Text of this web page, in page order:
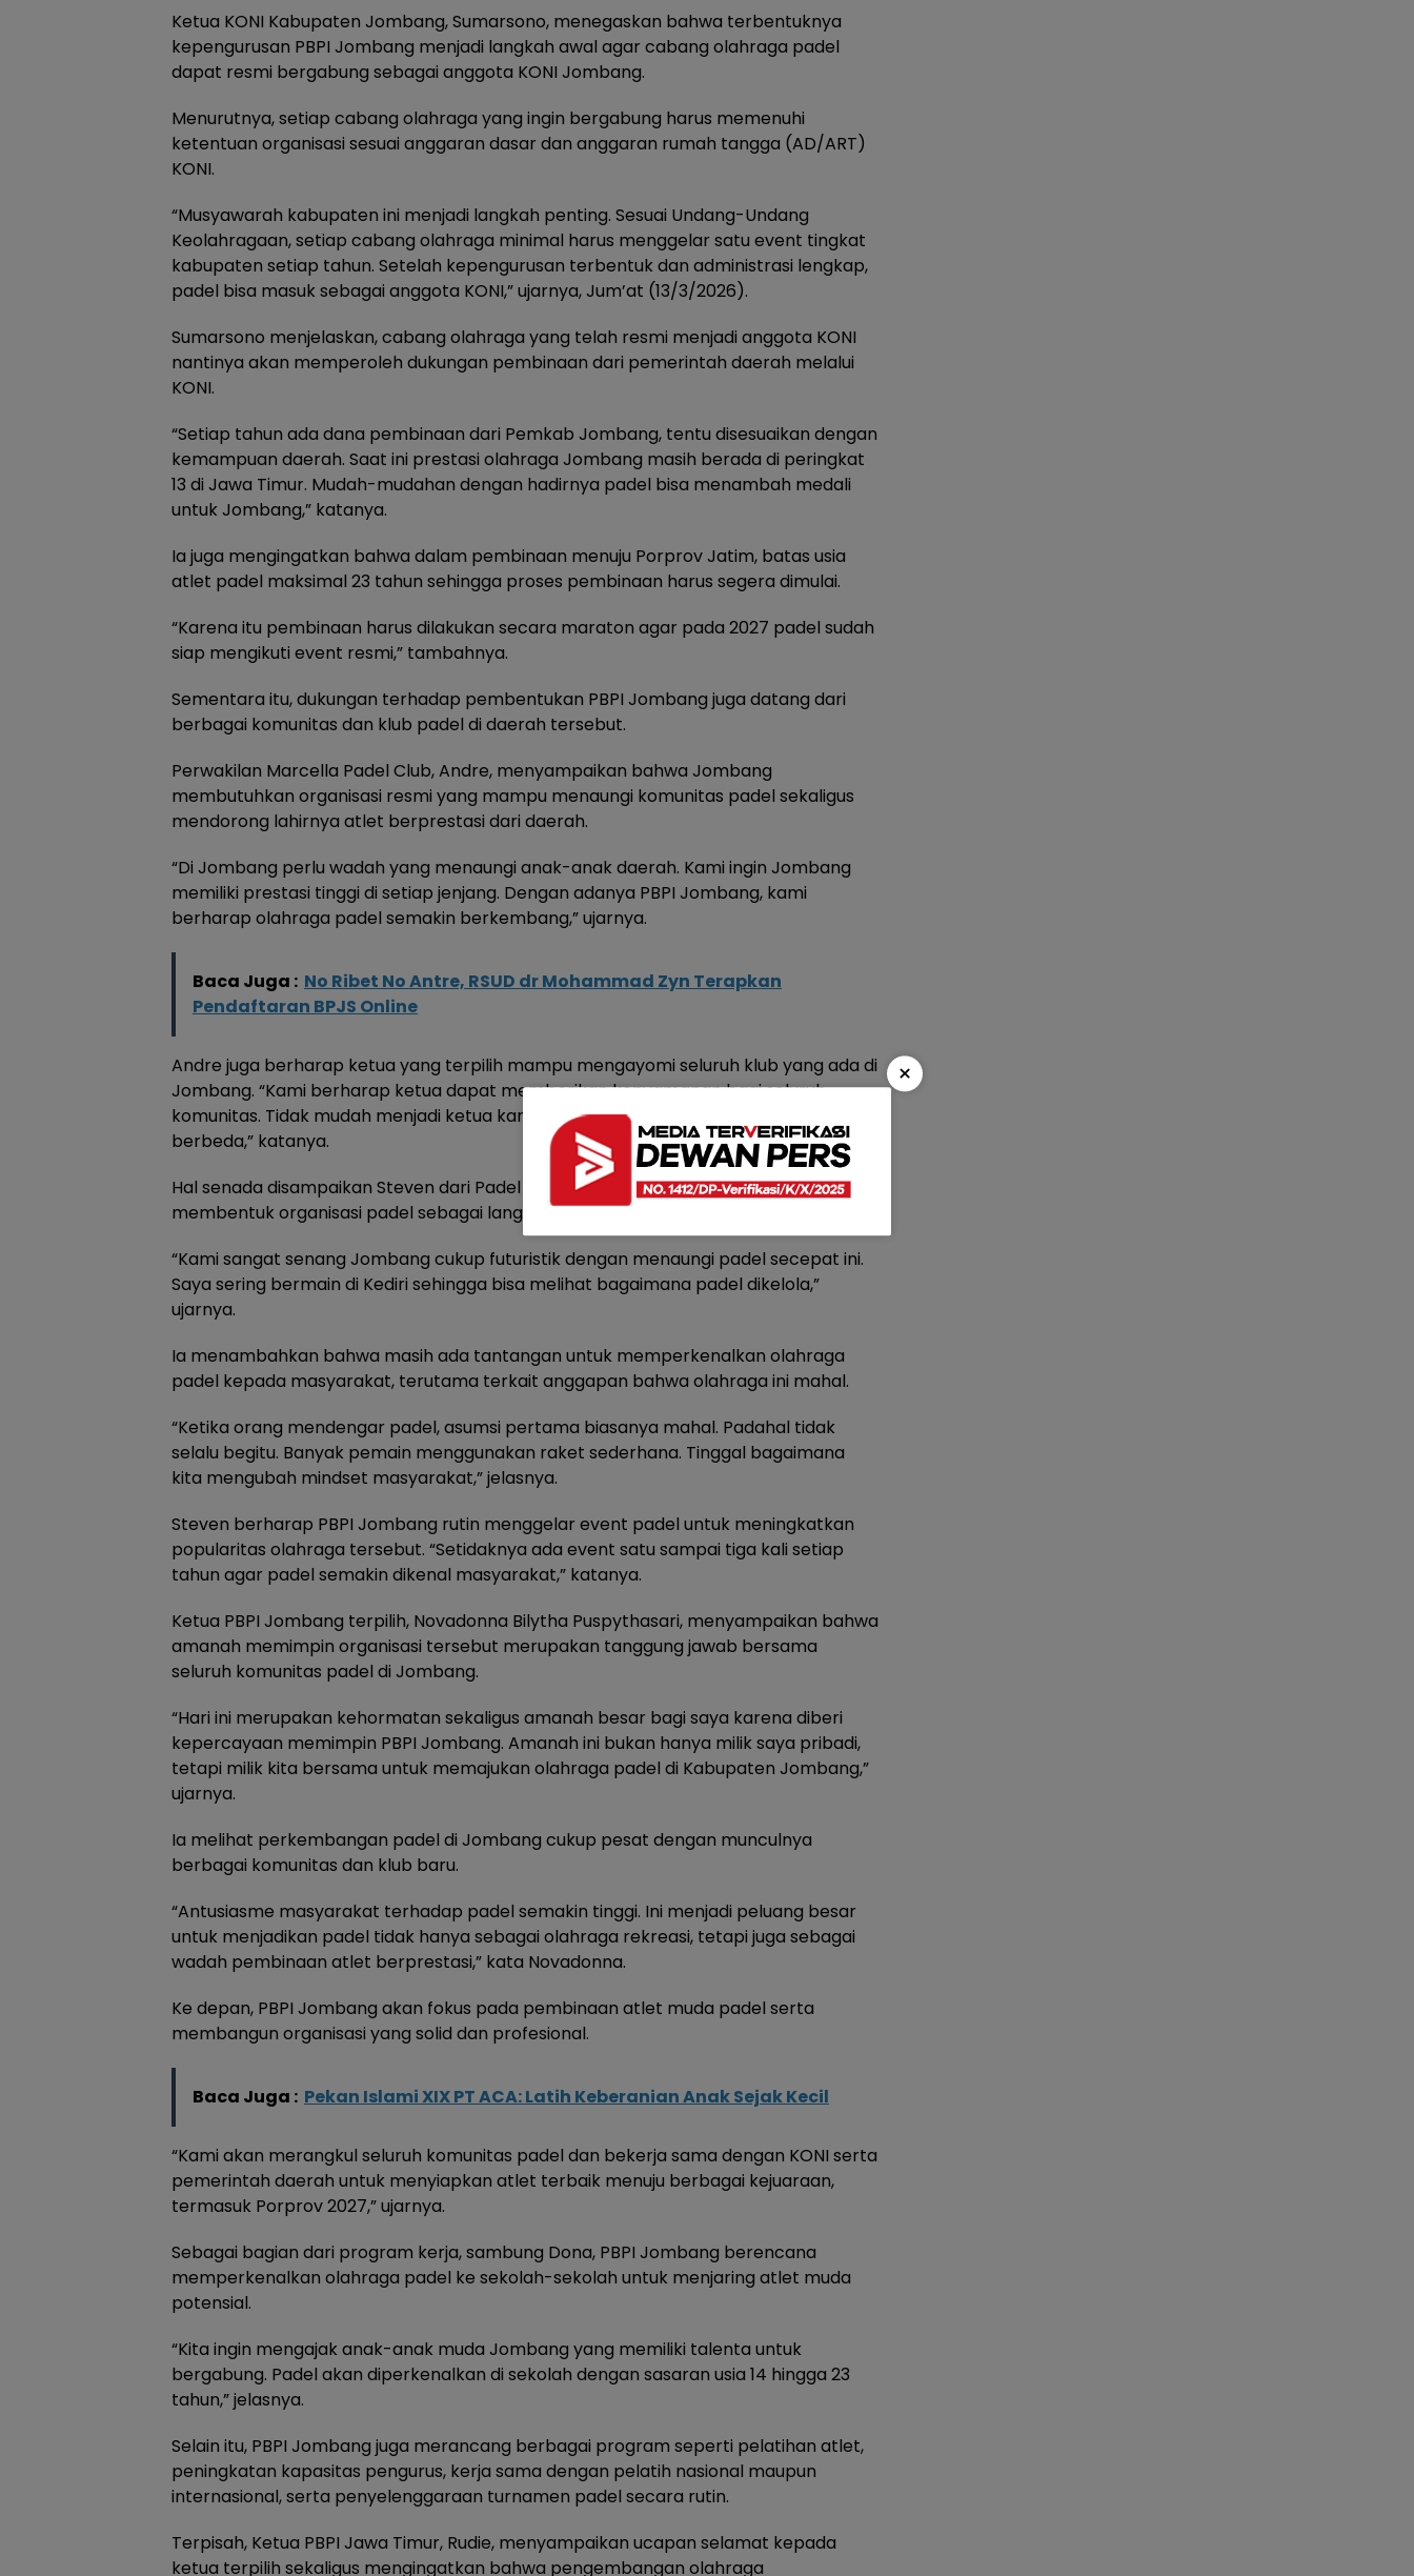
Ketua KONI Kabupaten Jombang, Sumarsono, menegaskan bahwa terbentuknya
kepengurusan PBPI Jombang menjadi langkah awal agar cabang olahraga padel
dapat resmi bergabung sebagai anggota KONI Jombang.
Menurutnya, setiap cabang olahraga yang ingin bergabung harus memenuhi
ketentuan organisasi sesuai anggaran dasar dan anggaran rumah tangga (AD/ART)
KONI.
“Musyawarah kabupaten ini menjadi langkah penting. Sesuai Undang-Undang
Keolahragaan, setiap cabang olahraga minimal harus menggelar satu event tingkat
kabupaten setiap tahun. Setelah kepengurusan terbentuk dan administrasi lengkap,
padel bisa masuk sebagai anggota KONI,” ujarnya, Jum’at (13/3/2026).
Sumarsono menjelaskan, cabang olahraga yang telah resmi menjadi anggota KONI
nantinya akan memperoleh dukungan pembinaan dari pemerintah daerah melalui
KONI.
“Setiap tahun ada dana pembinaan dari Pemkab Jombang, tentu disesuaikan dengan
kemampuan daerah. Saat ini prestasi olahraga Jombang masih berada di peringkat
13 di Jawa Timur. Mudah-mudahan dengan hadirnya padel bisa menambah medali
untuk Jombang,” katanya.
Ia juga mengingatkan bahwa dalam pembinaan menuju Porprov Jatim, batas usia
atlet padel maksimal 23 tahun sehingga proses pembinaan harus segera dimulai.
“Karena itu pembinaan harus dilakukan secara maraton agar pada 2027 padel sudah
siap mengikuti event resmi,” tambahnya.
Sementara itu, dukungan terhadap pembentukan PBPI Jombang juga datang dari
berbagai komunitas dan klub padel di daerah tersebut.
Perwakilan Marcella Padel Club, Andre, menyampaikan bahwa Jombang
membutuhkan organisasi resmi yang mampu menaungi komunitas padel sekaligus
mendorong lahirnya atlet berprestasi dari daerah.
“Di Jombang perlu wadah yang menaungi anak-anak daerah. Kami ingin Jombang
memiliki prestasi tinggi di setiap jenjang. Dengan adanya PBPI Jombang, kami
berharap olahraga padel semakin berkembang,” ujarnya.
Baca Juga : No Ribet No Antre, RSUD dr Mohammad Zyn Terapkan
Pendaftaran BPJS Online
Andre juga berharap ketua yang terpilih mampu mengayomi seluruh klub yang ada di
Jombang. “Kami berharap ketua dapat memberikan kenyamanan bagi seluruh
komunitas. Tidak mudah menjadi ketua karena setiap klub memiliki harapan yang
berbeda,” katanya.
Hal senada disampaikan Steven dari Padel Toon yang menilai langkah Jombang
membentuk organisasi padel sebagai langkah progresif.
“Kami sangat senang Jombang cukup futuristik dengan menaungi padel secepat ini.
Saya sering bermain di Kediri sehingga bisa melihat bagaimana padel dikelola,”
ujarnya.
Ia menambahkan bahwa masih ada tantangan untuk memperkenalkan olahraga
padel kepada masyarakat, terutama terkait anggapan bahwa olahraga ini mahal.
“Ketika orang mendengar padel, asumsi pertama biasanya mahal. Padahal tidak
selalu begitu. Banyak pemain menggunakan raket sederhana. Tinggal bagaimana
kita mengubah mindset masyarakat,” jelasnya.
Steven berharap PBPI Jombang rutin menggelar event padel untuk meningkatkan
popularitas olahraga tersebut. “Setidaknya ada event satu sampai tiga kali setiap
tahun agar padel semakin dikenal masyarakat,” katanya.
Ketua PBPI Jombang terpilih, Novadonna Bilytha Puspythasari, menyampaikan bahwa
amanah memimpin organisasi tersebut merupakan tanggung jawab bersama
seluruh komunitas padel di Jombang.
“Hari ini merupakan kehormatan sekaligus amanah besar bagi saya karena diberi
kepercayaan memimpin PBPI Jombang. Amanah ini bukan hanya milik saya pribadi,
tetapi milik kita bersama untuk memajukan olahraga padel di Kabupaten Jombang,”
ujarnya.
Ia melihat perkembangan padel di Jombang cukup pesat dengan munculnya
berbagai komunitas dan klub baru.
“Antusiasme masyarakat terhadap padel semakin tinggi. Ini menjadi peluang besar
untuk menjadikan padel tidak hanya sebagai olahraga rekreasi, tetapi juga sebagai
wadah pembinaan atlet berprestasi,” kata Novadonna.
Ke depan, PBPI Jombang akan fokus pada pembinaan atlet muda padel serta
membangun organisasi yang solid dan profesional.
Baca Juga : Pekan Islami XIX PT ACA: Latih Keberanian Anak Sejak Kecil
“Kami akan merangkul seluruh komunitas padel dan bekerja sama dengan KONI serta
pemerintah daerah untuk menyiapkan atlet terbaik menuju berbagai kejuaraan,
termasuk Porprov 2027,” ujarnya.
Sebagai bagian dari program kerja, sambung Dona, PBPI Jombang berencana
memperkenalkan olahraga padel ke sekolah-sekolah untuk menjaring atlet muda
potensial.
“Kita ingin mengajak anak-anak muda Jombang yang memiliki talenta untuk
bergabung. Padel akan diperkenalkan di sekolah dengan sasaran usia 14 hingga 23
tahun,” jelasnya.
Selain itu, PBPI Jombang juga merancang berbagai program seperti pelatihan atlet,
peningkatan kapasitas pengurus, kerja sama dengan pelatih nasional maupun
internasional, serta penyelenggaraan turnamen padel secara rutin.
Terpisah, Ketua PBPI Jawa Timur, Rudie, menyampaikan ucapan selamat kepada
ketua terpilih sekaligus mengingatkan bahwa pengembangan olahraga
×